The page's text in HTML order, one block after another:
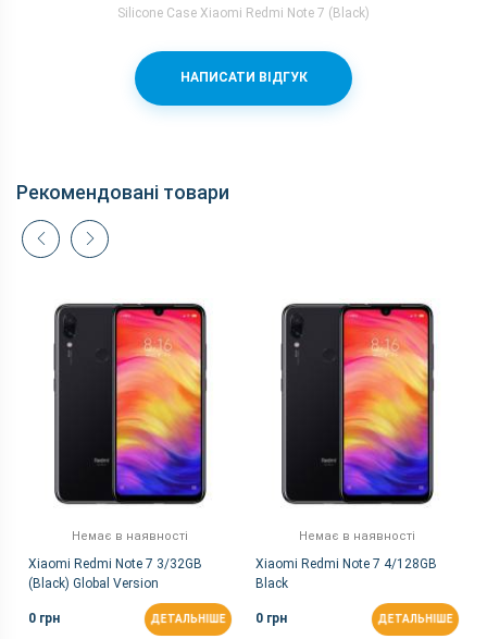
Silicone Case Xiaomi Redmi Note 7 (Black)
НАПИСАТИ ВІДГУК
Рекомендовані товари
Немає в наявності
Xiaomi Redmi Note 7 3/32GB
(Black) Global Version
0 грн ДЕТАЛЬНІШЕ
Немає в наявності
Xiaomi Redmi Note 7 4/128GB
Black
0 грн ДЕТАЛЬНІШЕ